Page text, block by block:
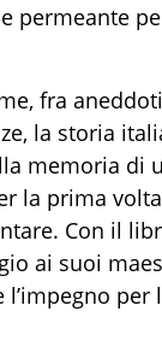
permeante
fra
la storia
memoria di
la prima
Con il
ai suoi
per